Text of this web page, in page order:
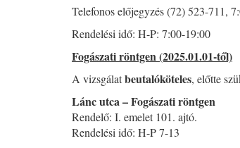
Telefonos előjegyzés (72) 523-711,
Rendelési idő: H-P: 7:00-19:00
Fogászati röntgen (2025.01.01-től)
A vizsgálatbeutalóköteles, előtte
Lánc utca – Fogászati röntgen
Rendelő: I. emelet 101. ajtó.
Rendelési idő: H-P 7-13